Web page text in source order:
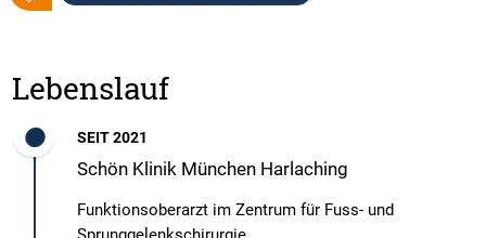
Lebenslauf
SEIT 2021
Schön Klinik München Harlaching
Funktionsoberarzt im Zentrum für Fuss- und